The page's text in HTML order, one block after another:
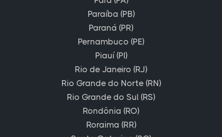
Paraíba (PB)
Paraná (PR)
Pernambuco (PE)
Piauí (PI)
Rio de Janeiro (RJ)
Rio Grande do Norte (RN)
Rio Grande do Sul (RS)
Rondônia (RO)
Roraima (RR)